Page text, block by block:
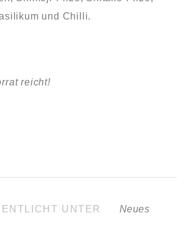
und Chilli.
reicht!
UNTER Neues